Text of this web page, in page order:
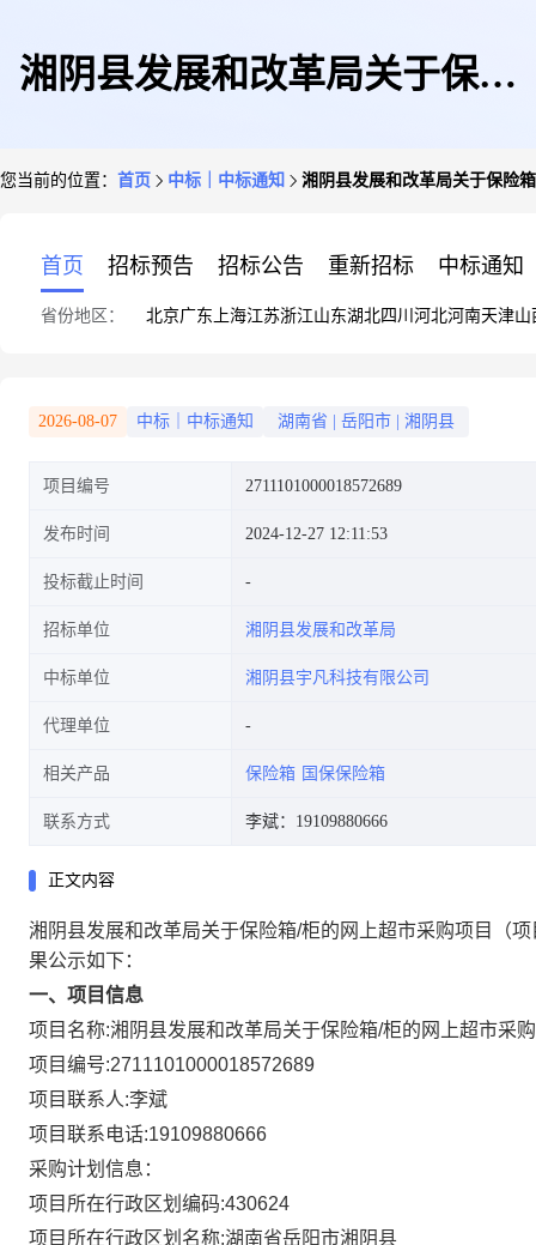
湘阴县发展和改革局关于保险
您当前的位置： 首页 中标｜中标通知 湘阴县发展和改革局关于保险
首页 招标预告 招标公告 重新招标 中标通知
省份地区： 北京广东 上海江苏浙江山东湖北四川 河北河南天津山
2026-08-07 中标｜中标通知 湖南省 岳阳市 湘阴县
项目编号 2711101000018572689
发布时间 2024-12-27 12:11:53
投标截止时间
招标单位 湘阴县发展和改革局
中标单位 湘阴县宇凡科技有限公司
代理单位
相关产品 保险箱 国保保险箱
联系方式 李斌：19109880666
正文内容
湘阴县发展和改革局关于保险箱/柜的网上超市采购项目
（
果公示如下：
一、项目信息
项目名称:湘阴县发展和改革局关于保险箱/柜的网上超市采
项目编号:2711101000018572689
项目联系人:李斌
项目联系电话:19109880666
采购计划信息：
项目所在行政区划编码:430624
项目所在行政区划名称:湖南省岳阳市湘阴县